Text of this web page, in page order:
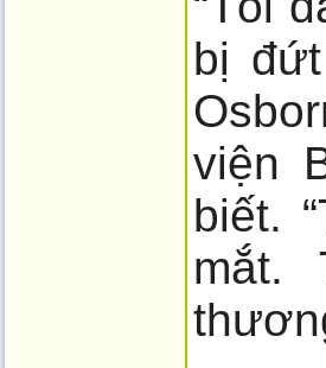
bị
viện
biết.
mắt.